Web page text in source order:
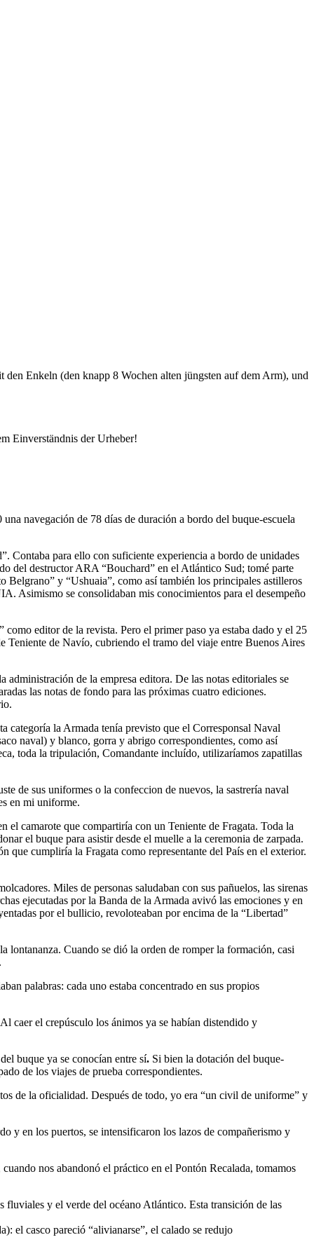
Enkeln (den knapp 8 Wochen alten jüngsten auf dem Arm), und
Einverständnis der Urheber!
navegación de 78 días de duración a bordo del buque-escuela
. Contaba para ello con suficiente experiencia a bordo de unidades
del destructor ARA Bouchard
en el Atlántico Sud; tomé parte
Belgrano y Ushuaia , como así también los principales astilleros
Asimismo se consolidaban mis conocimientos para el desempeño
como editor de la revista. Pero el primer paso ya estaba dado y el 25
Teniente de Navío, cubriendo el tramo del viaje entre Buenos Aires
de la empresa editora. De las notas editoriales se
las notas de fondo para las próximas cuatro ediciones.
categoría la Armada tenía previsto que el Corresponsal Naval
naval) y blanco, gorra y abrigo correspondientes, como así
toda la tripulación, Comandante incluído, utilizaríamos zapatillas
de sus uniformes o la confeccion de nuevos, la sastrería naval
en mi uniforme.
el camarote que compartiría con un Teniente de Fragata. Toda la
el buque para asistir desde el muelle a la ceremonia de zarpada.
cumpliría la Fragata como representante del País en el exterior.
Miles de personas saludaban con sus pañuelos, las sirenas
ejecutadas por la Banda de la Armada avivó las emociones y en
por el bullicio, revoloteaban por encima de la
Libertad
lontananza. Cuando se dió la orden de romper la formación, casi
palabras: cada uno estaba concentrado en sus propios
caer el crepúsculo los ánimos ya se habían distendido y
buque ya se conocían entre sí. Si bien la dotación del buque-
de los viajes de prueba correspondientes.
de la oficialidad. Después de todo, yo era
un civil de uniforme
y
y en los puertos, se intensificaron los lazos de compañerismo y
nos abandonó el práctico en el Pontón Recalada, tomamos
fluviales y el verde del océano Atlántico. Esta transición de las
el casco pareció
alivianarse , el calado se redujo